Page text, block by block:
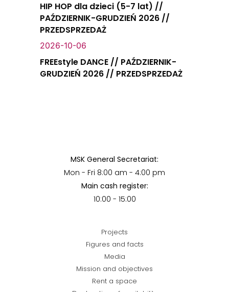
HIP HOP dla dzieci (5-7 lat) //
PAŹDZIERNIK-GRUDZIEŃ 2026 //
PRZEDSPRZEDAŻ
2026-10-06
FREEstyle DANCE // PAŹDZIERNIK-
GRUDZIEŃ 2026 // PRZEDSPRZEDAŻ
MSK General Secretariat:
Mon - Fri 8:00 am - 4:00 pm
Main cash register:
10:00 - 15:00
Projects
Figures and facts
Media
Mission and objectives
Rent a space